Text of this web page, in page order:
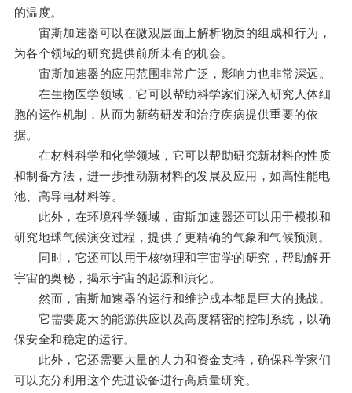
的温度。
宙斯加速器可以在微观层面上解析物质的组成和行为，
为各个领域的研究提供前所未有的机会。
宙斯加速器的应用范围非常广泛，影响力也非常深远。
在生物医学领域，它可以帮助科学家们深入研究人体细
胞的运作机制，从而为新药研发和治疗疾病提供重要的依
据。
在材料科学和化学领域，它可以帮助研究新材料的性质
和制备方法，进一步推动新材料的发展及应用，如高性能电
池、高导电材料等。
此外，在环境科学领域，宙斯加速器还可以用于模拟和
研究地球气候演变过程，提供了更精确的气象和气候预测。
同时，它还可以用于核物理和宇宙学的研究，帮助解开
宇宙的奥秘，揭示宇宙的起源和演化。
然而，宙斯加速器的运行和维护成本都是巨大的挑战。
它需要庞大的能源供应以及高度精密的控制系统，以确
保安全和稳定的运行。
此外，它还需要大量的人力和资金支持，确保科学家们
可以充分利用这个先进设备进行高质量研究。